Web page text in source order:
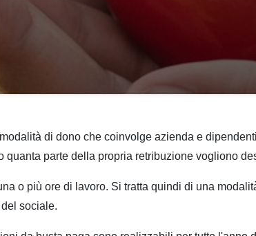
di dono che coinvolge azienda e
quanta parte della propria retribuzione vogliono
o più ore di lavoro. Si tratta quindi di una
sociale.